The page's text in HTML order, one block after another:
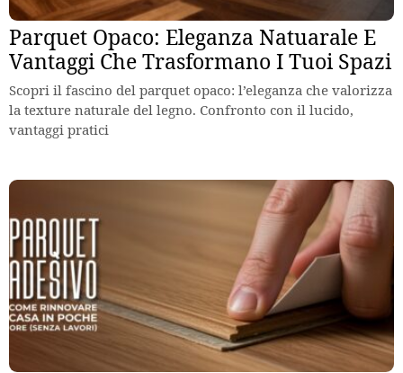
Parquet Opaco: Eleganza Natuarale E
Vantaggi Che Trasformano I Tuoi Spazi
Scopri il fascino del parquet opaco: l’eleganza che valorizza
la texture naturale del legno. Confronto con il lucido,
vantaggi pratici